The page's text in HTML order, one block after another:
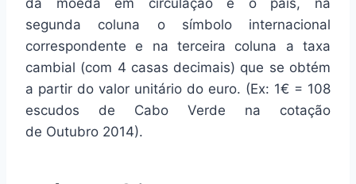
segunda coluna o símbolo internacional
correspondente e na terceira coluna a taxa
cambial (com 4 casas decimais) que se obtém
a partir do valor unitário do euro. (Ex: 1€ = 108
escudos de Cabo Verde na cotação
de Outubro 2014).